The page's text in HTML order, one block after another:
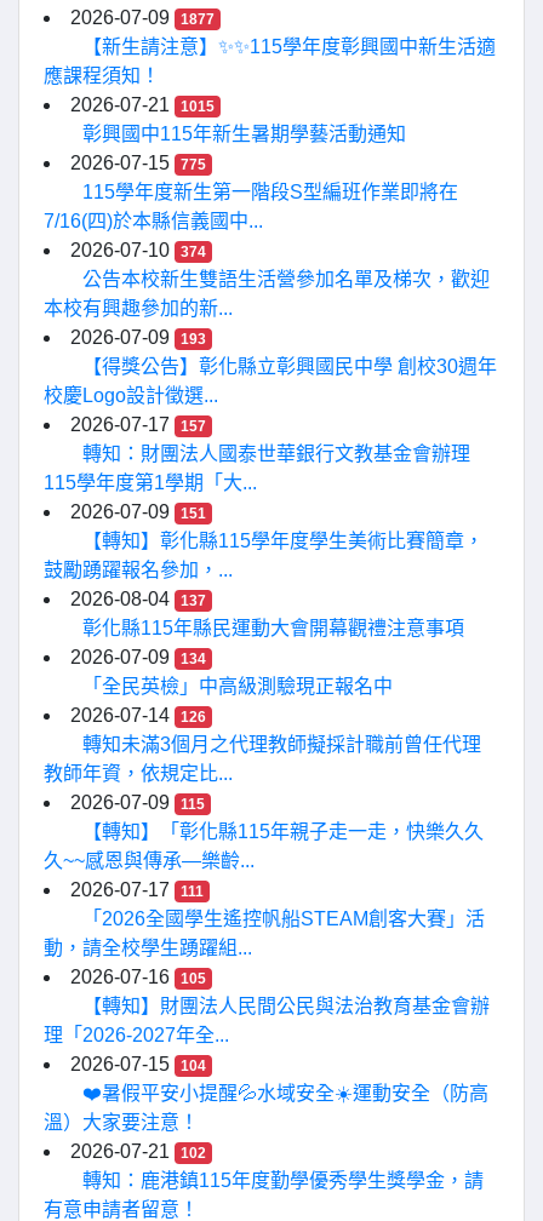
2026-07-09
1877
【新生請注意】✨✨115學年度彰興國中新生活適
應課程須知！
2026-07-21
1015
彰興國中115年新生暑期學藝活動通知
2026-07-15
775
115學年度新生第一階段S型編班作業即將在
7/16(四)於本縣信義國中...
2026-07-10
374
公告本校新生雙語生活營參加名單及梯次，歡迎
本校有興趣參加的新...
2026-07-09
193
【得獎公告】彰化縣立彰興國民中學 創校30週年
校慶Logo設計徵選...
2026-07-17
157
轉知：財團法人國泰世華銀行文教基金會辦理
115學年度第1學期「大...
2026-07-09
151
【轉知】彰化縣115學年度學生美術比賽簡章，
鼓勵踴躍報名參加，...
2026-08-04
137
彰化縣115年縣民運動大會開幕觀禮注意事項
2026-07-09
134
「全民英檢」中高級測驗現正報名中
2026-07-14
126
轉知未滿3個月之代理教師擬採計職前曾任代理
教師年資，依規定比...
2026-07-09
115
【轉知】「彰化縣115年親子走一走，快樂久久
久~~感恩與傳承—樂齡...
2026-07-17
111
「2026全國學生遙控帆船STEAM創客大賽」活
動，請全校學生踴躍組...
2026-07-16
105
【轉知】財團法人民間公民與法治教育基金會辦
理「2026-2027年全...
2026-07-15
104
❤️暑假平安小提醒💦水域安全☀️運動安全（防高
溫）大家要注意！
2026-07-21
102
轉知：鹿港鎮115年度勤學優秀學生獎學金，請
有意申請者留意！